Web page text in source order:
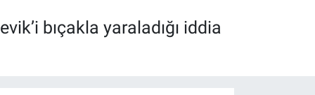
bıçakla yaraladığı iddia